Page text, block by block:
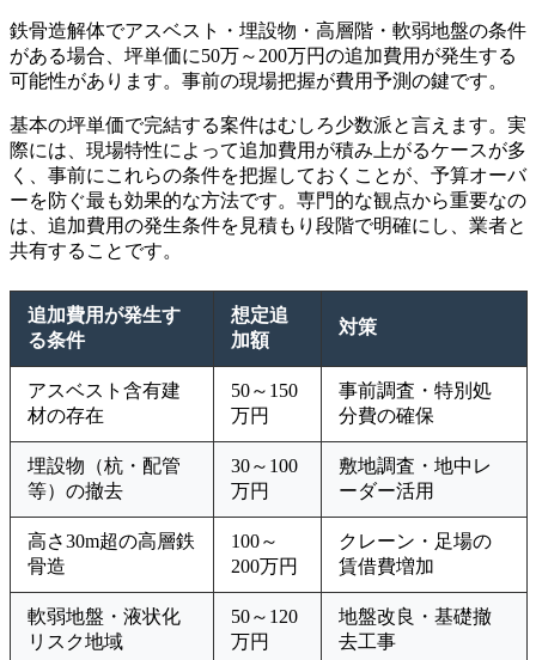
鉄骨造解体でアスベスト・埋設物・高層階・軟弱地盤の条件
がある場合、坪単価に50万～200万円の追加費用が発生する
可能性があります。事前の現場把握が費用予測の鍵です。
基本の坪単価で完結する案件はむしろ少数派と言えます。実
際には、現場特性によって追加費用が積み上がるケースが多
く、事前にこれらの条件を把握しておくことが、予算オーバ
ーを防ぐ最も効果的な方法です。専門的な観点から重要なの
は、追加費用の発生条件を見積もり段階で明確にし、業者と
共有することです。
追加費用が発生す
る条件
想定追
加額
対策
アスベスト含有建
材の存在
50～150
万円
事前調査・特別処
分費の確保
埋設物（杭・配管
等）の撤去
30～100
万円
敷地調査・地中レ
ーダー活用
高さ30m超の高層鉄
骨造
100～
200万円
クレーン・足場の
賃借費増加
軟弱地盤・液状化
リスク地域
50～120
万円
地盤改良・基礎撤
去工事